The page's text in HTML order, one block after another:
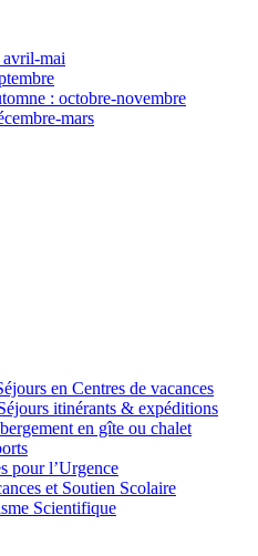
avril-mai
: octobre-novembre
mars
en Centres de vacances
itinérants & expéditions
en gîte ou chalet
pour l’Urgence
et Soutien Scolaire
Scientifique